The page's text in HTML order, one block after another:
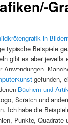
in
typische Beispiele
gibt es aber jeweils
Anwendungen.
gefunden,
Büchern und
Scratch und
Ich habe die
Punkte, Quadrate